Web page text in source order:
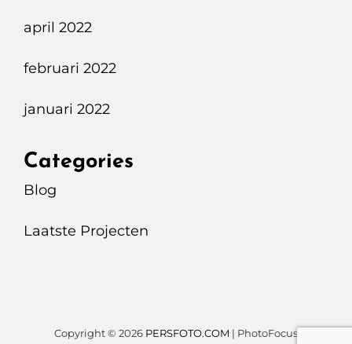
april 2022
februari 2022
januari 2022
Categories
Blog
Laatste Projecten
Copyright © 2026 PERSFOTO.COM | PhotoFocus